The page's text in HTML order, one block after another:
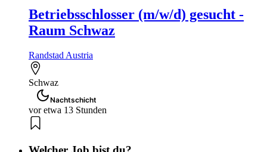
Betriebsschlosser (m/w/d) gesucht -
Raum Schwaz
Randstad Austria
Schwaz
Nachtschicht
vor etwa 13 Stunden